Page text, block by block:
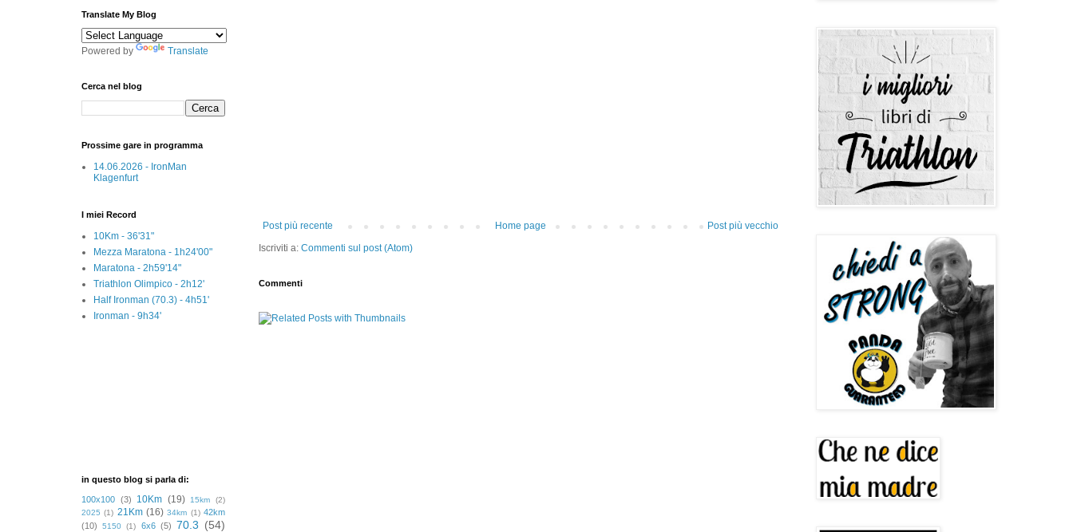
Post più recente Post più vecchio
Home page
Iscriviti a: Commenti sul post (Atom)
Commenti
Translate My Blog
Powered by Translate
Cerca nel blog
Prossime gare in programma
14.06.2026 - IronMan
Klagenfurt
I miei Record
10Km - 36'31"
Mezza Maratona - 1h24'00"
Maratona - 2h59'14"
Triathlon Olimpico - 2h12'
Half Ironman (70.3) - 4h51'
Ironman - 9h34'
in questo blog si parla di:
100x100 (3) 10Km (19) 15km
(2)
2025 (1) 21Km (16) 34km (1) 42km
(10)
5150 (1) 6x6 (5) 70.3 (54)